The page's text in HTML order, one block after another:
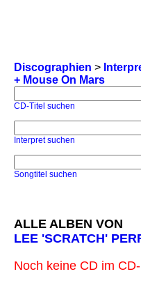
Discographien >
+ Mouse On Mars
CD-Titel suchen
Interpret suchen
Songtitel suchen
ALLE ALBEN VON
LEE 'SCRATCH'
Noch keine CD im